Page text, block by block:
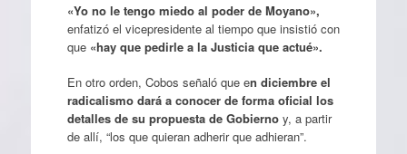
«Yo no le tengo miedo al poder de Moyano»,
enfatizó el vicepresidente al tiempo que insistió con
que «hay que pedirle a la Justicia que actué».
En otro orden, Cobos señaló que en diciembre el
radicalismo dará a conocer de forma oficial los
detalles de su propuesta de Gobierno y, a partir
de allí, “los que quieran adherir que adhieran”.